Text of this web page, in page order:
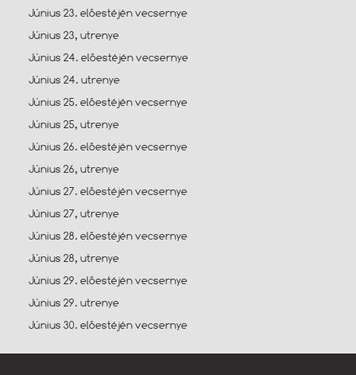
Június 23. előestéjén vecsernye
Június 23, utrenye
Június 24. előestéjén vecsernye
Június 24. utrenye
Június 25. előestéjén vecsernye
Június 25, utrenye
Június 26. előestéjén vecsernye
Június 26, utrenye
Június 27. előestéjén vecsernye
Június 27, utrenye
Június 28. előestéjén vecsernye
Június 28, utrenye
Június 29. előestéjén vecsernye
Június 29. utrenye
Június 30. előestéjén vecsernye